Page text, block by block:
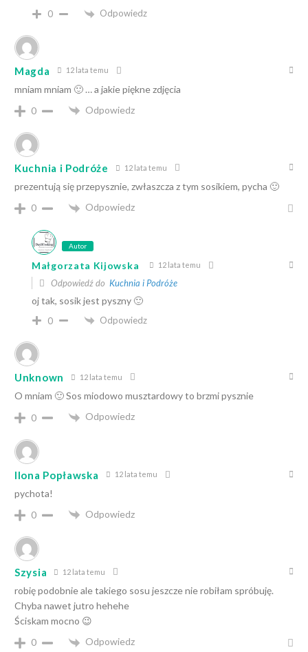
0 Odpowiedz
Magda 12 lata temu
mniam mniam 🙂 … a jakie piękne zdjęcia
0
Odpowiedz
Kuchnia i Podróże 12 lata temu
prezentują się przepysznie, zwłaszcza z tym sosikiem, pycha 🙂
0
Odpowiedz
Autor
Małgorzata Kijowska 12 lata temu
Odpowiedź do Kuchnia i Podróże
oj tak, sosik jest pyszny 🙂
0 Odpowiedz
Unknown 12 lata temu
O mniam 🙂 Sos miodowo musztardowy to brzmi pysznie
0
Odpowiedz
Ilona Popławska 12 lata temu
pychota!
0
Odpowiedz
Szysia 12 lata temu
robię podobnie ale takiego sosu jeszcze nie robiłam spróbuję.
Chyba nawet jutro hehehe
Ściskam mocno 😉
0
Odpowiedz